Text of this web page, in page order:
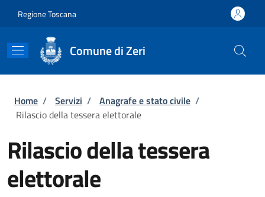
Regione Toscana
Comune di Zeri
Briciole di pane
Home / Servizi / Anagrafe e stato civile /
Rilascio della tessera elettorale
Rilascio della tessera
elettorale